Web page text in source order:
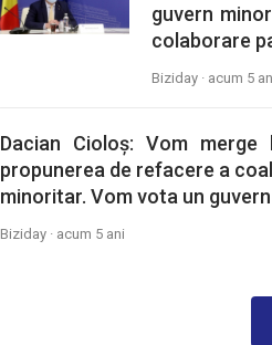
guvern
colaborare
Biziday · acum 5
Dacian Cioloș: Vom
propunerea de refacere a
minoritar. Vom vota un
Biziday · acum 5 ani